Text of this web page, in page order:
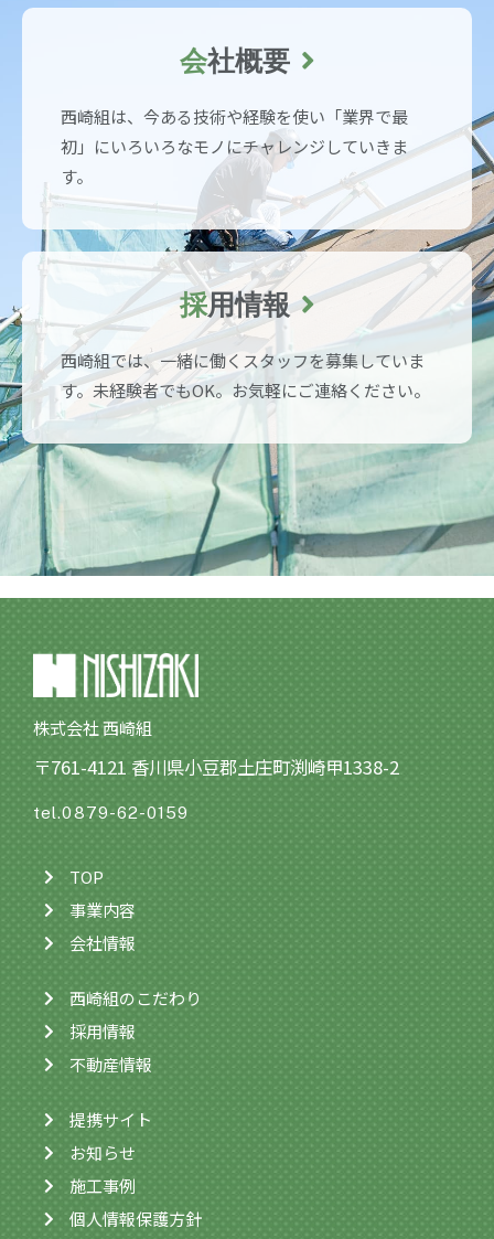
会社概要
西崎組は、今ある技術や経験を使い「業界で最
初」にいろいろなモノにチャレンジしていきま
す。
採用情報
西崎組では、一緒に働くスタッフを募集していま
す。未経験者でもOK。お気軽にご連絡ください。
株式会社 西崎組
〒761-4121 香川県小豆郡土庄町渕崎甲1338-2
tel.0879-62-0159
TOP
事業内容
会社情報
西崎組のこだわり
採用情報
不動産情報
提携サイト
お知らせ
施工事例
個人情報保護方針